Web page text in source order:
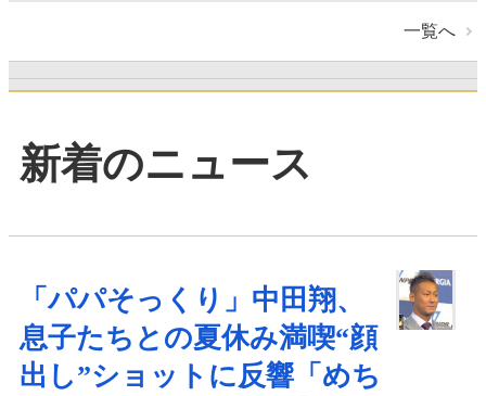
一覧へ
新着のニュース
「パパそっくり」中田翔、
息子たちとの夏休み満喫“顔
出し”ショットに反響「めち